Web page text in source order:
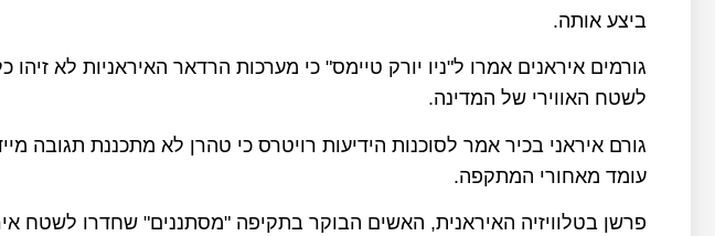
ביצע אותה.
גורמים איראנים אמרו ל"ניו יורק טיימס" כי מערכות הרדאר האיראניות לא זיהו
לשטח האווירי של המדינה.
גורם איראני בכיר אמר לסוכנות הידיעות רויטרס כי טהרן לא מתכננת תגובה
עומד מאחורי המתקפה.
פרשן בטלוויזיה האיראנית, האשים הבוקר בתקיפה "מסתננים" שחדרו לשטח